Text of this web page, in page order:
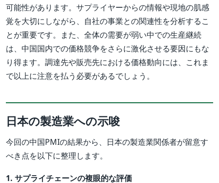
可能性があります。サプライヤーからの情報や現地の肌感
覚を大切にしながら、自社の事業との関連性を分析するこ
とが重要です。また、全体の需要が弱い中での生産継続
は、中国国内での価格競争をさらに激化させる要因にもな
り得ます。調達先や販売先における価格動向には、これま
で以上に注意を払う必要があるでしょう。
日本の製造業への示唆
今回の中国PMIの結果から、日本の製造業関係者が留意す
べき点を以下に整理します。
1. サプライチェーンの複眼的な評価